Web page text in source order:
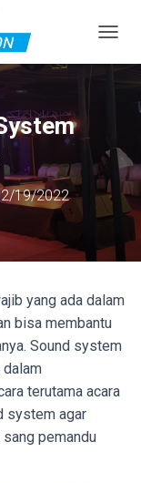
19/2022
yang ada dalam
bisa membantu
Sound system
terutama acara
system agar
pemandu